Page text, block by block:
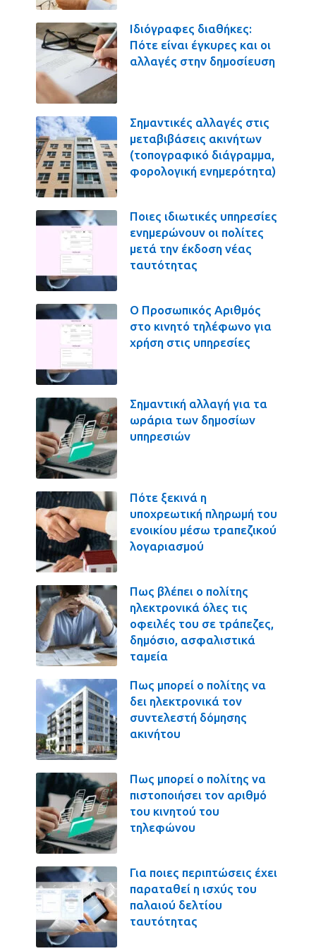
Ιδιόγραφες διαθήκες:
Πότε είναι έγκυρες και οι
αλλαγές στην δημοσίευση
Σημαντικές αλλαγές στις
μεταβιβάσεις ακινήτων
(τοπογραφικό διάγραμμα,
φορολογική ενημερότητα)
Ποιες ιδιωτικές υπηρεσίες
ενημερώνουν οι πολίτες
μετά την έκδοση νέας
ταυτότητας
Ο Προσωπικός Αριθμός
στο κινητό τηλέφωνο για
χρήση στις υπηρεσίες
Σημαντική αλλαγή για τα
ωράρια των δημοσίων
υπηρεσιών
Πότε ξεκινά η
υποχρεωτική πληρωμή του
ενοικίου μέσω τραπεζικού
λογαριασμού
Πως βλέπει ο πολίτης
ηλεκτρονικά όλες τις
οφειλές του σε τράπεζες,
δημόσιο, ασφαλιστικά
ταμεία
Πως μπορεί ο πολίτης να
δει ηλεκτρονικά τον
συντελεστή δόμησης
ακινήτου
Πως μπορεί ο πολίτης να
πιστοποιήσει τον αριθμό
του κινητού του
τηλεφώνου
Για ποιες περιπτώσεις έχει
παραταθεί η ισχύς του
παλαιού δελτίου
ταυτότητας